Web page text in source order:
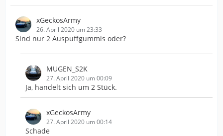
xGeckosArmy
26. April 2020 um 23:33
Sind nur 2 Auspuffgummis oder?
MUGEN_S2K
27. April 2020 um 00:09
Ja, handelt sich um 2 Stück.
xGeckosArmy
27. April 2020 um 00:14
Schade